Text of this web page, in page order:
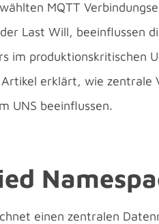
MQTT
Last Will, beeinflussen
im produktionskritischen
erklärt, wie zentrale
UNS beeinflussen.
einen zentralen